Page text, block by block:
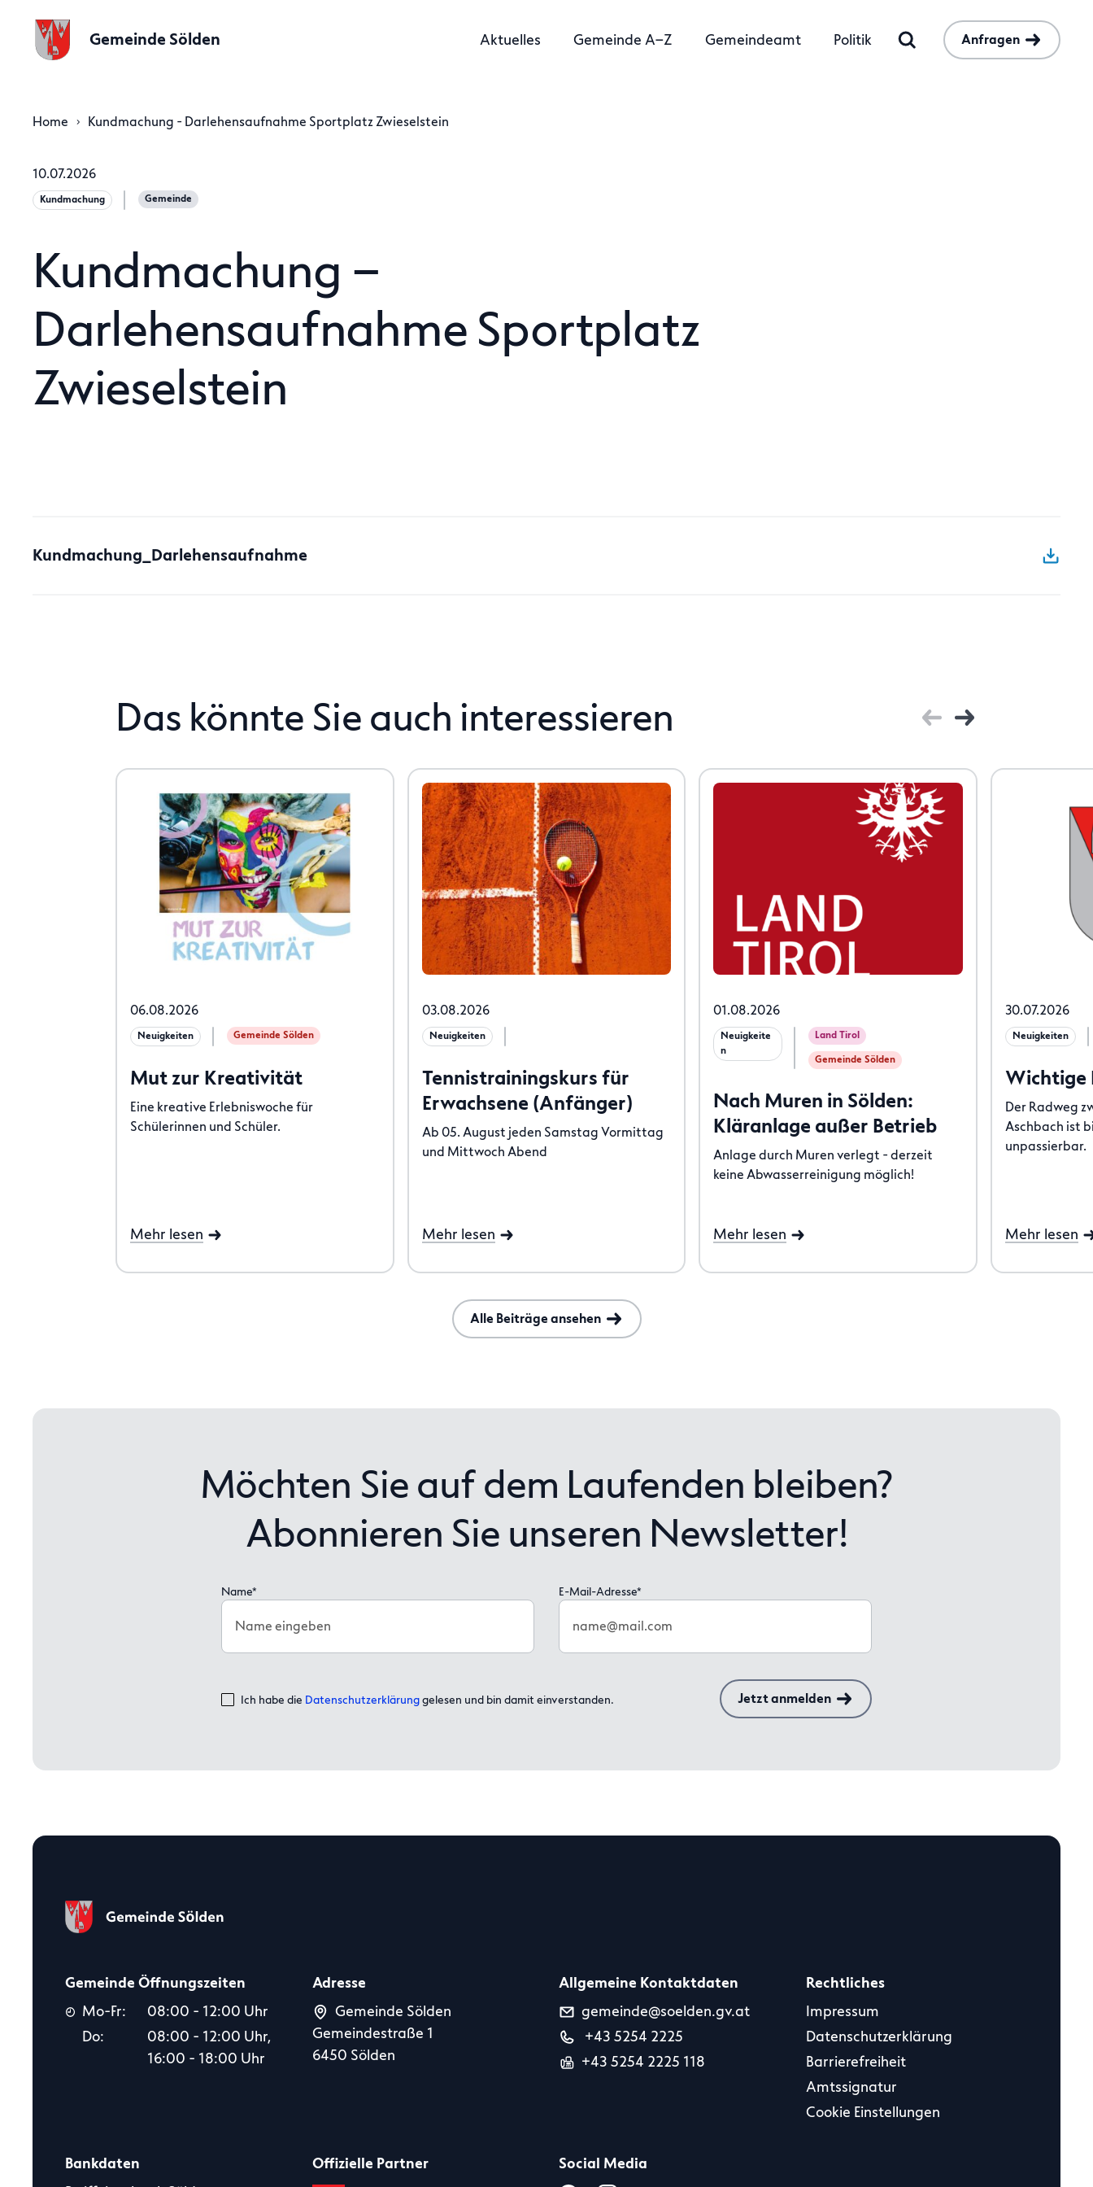
Gemeinde Sölden Aktuelles Gemeinde A–Z Gemeindeamt Politik Anfragen
Home Kundmachung - Darlehensaufnahme Sportplatz Zwieselstein
10.07.2026
Kundmachung Gemeinde
Kundmachung –
Darlehensaufnahme Sportplatz
Zwieselstein
Kundmachung_Darlehensaufnahme
Das könnte Sie auch interessieren
06.08.2026
Neuigkeiten Gemeinde Sölden
Mut zur Kreativität
Eine kreative Erlebniswoche für
Schülerinnen und Schüler.
Mehr lesen
03.08.2026
Neuigkeiten
Tennistrainingskurs für
Erwachsene (Anfänger)
Ab 05. August jeden Samstag Vormittag
und Mittwoch Abend
Mehr lesen
01.08.2026
Neuigkeite
n
Land Tirol
Gemeinde Sölden
Nach Muren in Sölden:
Kläranlage außer Betrieb
Anlage durch Muren verlegt - derzeit
keine Abwasserreinigung möglich!
Mehr lesen
30.07.2026
Neuigkeiten
Der Radweg
Aschbach ist
unpassierbar.
Mehr lesen
Alle Beiträge ansehen
Möchten Sie auf dem Laufenden bleiben?
Abonnieren Sie unseren Newsletter!
Name*
Name eingeben
E-Mail-Adresse*
name@mail.com
Ich habe die Datenschutzerklärunggelesen und bin damit einverstanden. Jetzt anmelden
Gemeinde Öffnungszeiten
Mo-Fr:
08:00 - 12:00 Uhr
Do:
08:00 - 12:00 Uhr,
16:00 - 18:00 Uhr
Adresse
Gemeinde Sölden
Gemeindestraße 1
6450 Sölden
Allgemeine Kontaktdaten
gemeinde@soelden.gv.at
+43 5254 2225
+43 5254 2225 118
Rechtliches
Impressum
Datenschutzerklärung
Barrierefreiheit
Amtssignatur
Cookie Einstellungen
Bankdaten
Offizielle Partner Social Media